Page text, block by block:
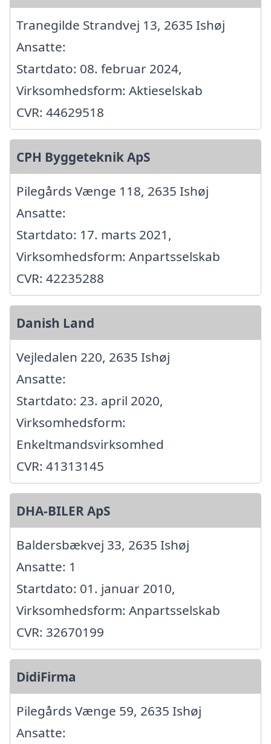
Tranegilde Strandvej 13, 2635 Ishøj
Ansatte:
Startdato: 08. februar 2024,
Virksomhedsform: Aktieselskab
CVR: 44629518
CPH Byggeteknik ApS
Pilegårds Vænge 118, 2635 Ishøj
Ansatte:
Startdato: 17. marts 2021,
Virksomhedsform: Anpartsselskab
CVR: 42235288
Danish Land
Vejledalen 220, 2635 Ishøj
Ansatte:
Startdato: 23. april 2020,
Virksomhedsform:
Enkeltmandsvirksomhed
CVR: 41313145
DHA-BILER ApS
Baldersbækvej 33, 2635 Ishøj
Ansatte: 1
Startdato: 01. januar 2010,
Virksomhedsform: Anpartsselskab
CVR: 32670199
DidiFirma
Pilegårds Vænge 59, 2635 Ishøj
Ansatte: